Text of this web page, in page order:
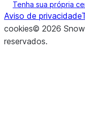
Tenha sua própria
Aviso de privacidade
cookies© 2026
reservados.